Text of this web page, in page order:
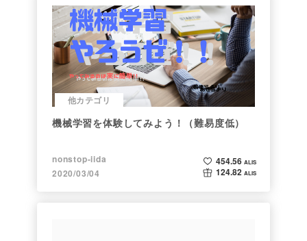
他カテゴリ
機械学習を体験してみよう！（難易度低）
nonstop-iida
2020/03/04
454.56 ALIS
124.82 ALIS